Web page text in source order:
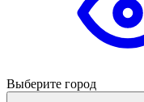
Выберите город